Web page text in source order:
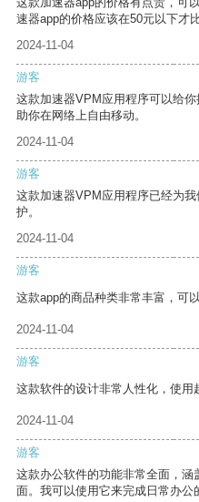
速器app的价格应该在50元以下才
2024-11-04
游客
这款加速器VPM应用程序可以给
助你在网络上自由移动。
2024-11-04
游客
这款加速器VPM应用程序已经为
护。
2024-11-04
游客
这款app的商品种类非常丰富，可
2024-11-04
游客
这款软件的设计非常人性化，使用
2024-11-04
游客
这款办公软件的功能非常全面，
面。我可以使用它来完成日常办公